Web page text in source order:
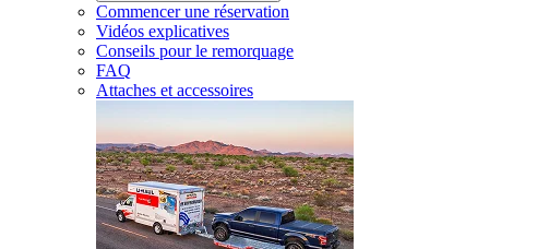
Commencer une réservation
Vidéos explicatives
Conseils pour le remorquage
FAQ
Attaches et accessoires